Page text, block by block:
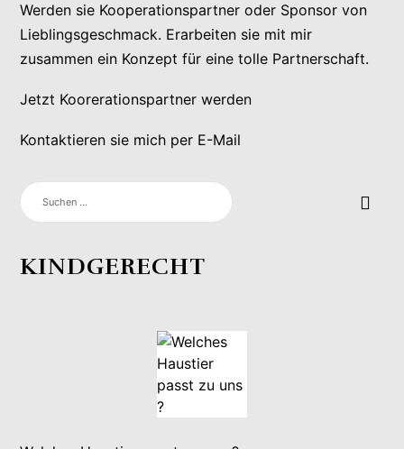
Werden sie Kooperationspartner oder Sponsor von
Lieblingsgeschmack. Erarbeiten sie mit mir
zusammen ein Konzept für eine tolle Partnerschaft.
Jetzt Koorerationspartner werden
Kontaktieren sie mich per E-Mail
SUCHEN
NACH:
KINDGERECHT